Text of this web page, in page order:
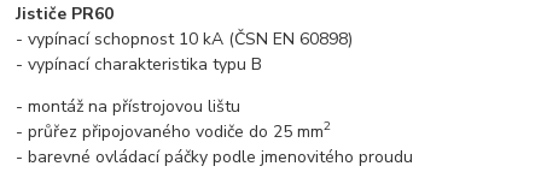
Jističe PR60
- vypínací schopnost 10 kA (ČSN EN 60898)
- vypínací charakteristika typu B
- montáž na přístrojovou lištu
- průřez připojovaného vodiče do 25 mm2
- barevné ovládací páčky podle jmenovitého proudu